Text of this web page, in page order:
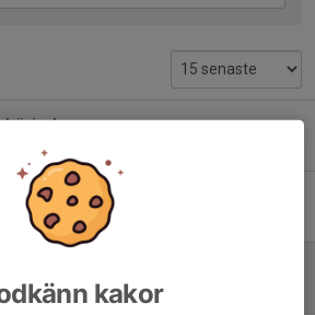
börjar!
onsdagar
0
0 kakor